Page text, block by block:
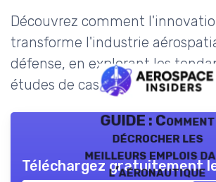
Découvrez comment
transforme l'industrie
défense, en explorant les
études de cas et les avis
GUIDE : Comment
décrocher les
meilleurs emplois
l’aéronautique
Téléchargez gratuitement